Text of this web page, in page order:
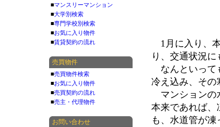
1月に入り、
り、交通状況
なんといって
冷え込み、その
マンションの
本来であれば、
も、水道管が
■マンスリーマンション
■大学別検索
■専門学校別検索
■お気に入り物件
■賃貸契約の流れ
売買物件
■売買物件検索
■お気に入り物件
■売買契約の流れ
■売主・代理物件
お問い合わせ